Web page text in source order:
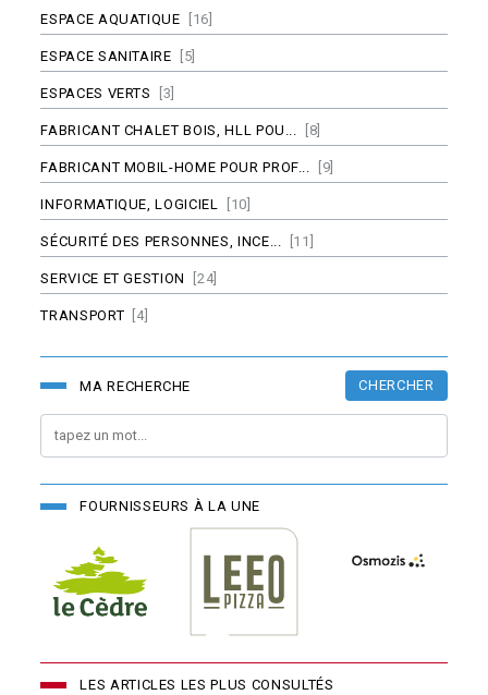
ESPACE AQUATIQUE [16]
ESPACE SANITAIRE [5]
ESPACES VERTS [3]
FABRICANT CHALET BOIS, HLL POU... [8]
FABRICANT MOBIL-HOME POUR PROF... [9]
INFORMATIQUE, LOGICIEL [10]
SÉCURITÉ DES PERSONNES, INCE... [11]
SERVICE ET GESTION [24]
TRANSPORT [4]
MA RECHERCHE CHERCHER
FOURNISSEURS À LA UNE
LES ARTICLES LES PLUS CONSULTÉS